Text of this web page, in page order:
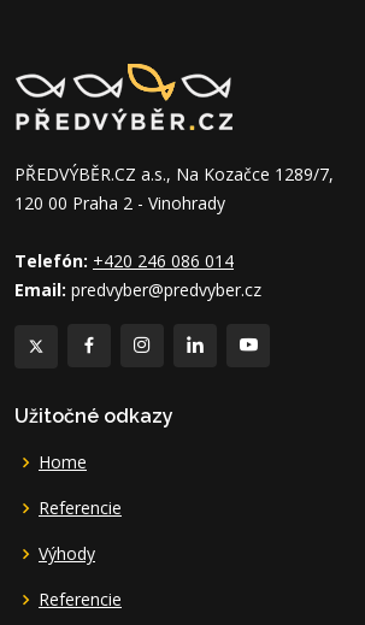
PŘEDVÝBĚR.CZ a.s., Na Kozačce 1289/7,
120 00 Praha 2 - Vinohrady
Telefón: +420 246 086 014
Email: predvyber@predvyber.cz
Užitočné odkazy
Home
Referencie
Výhody
Referencie